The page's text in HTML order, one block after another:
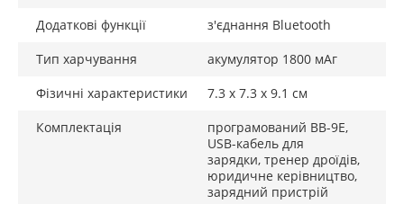
Додаткові функції
з'єднання Bluetooth
Тип харчування
акумулятор 1800 мАг
Фізичні характеристики
7.3 х 7.3 х 9.1 см
Комплектація
програмований BB-9E,
USB-кабель для
зарядки, тренер дроїдів,
юридичне керівництво,
зарядний пристрій